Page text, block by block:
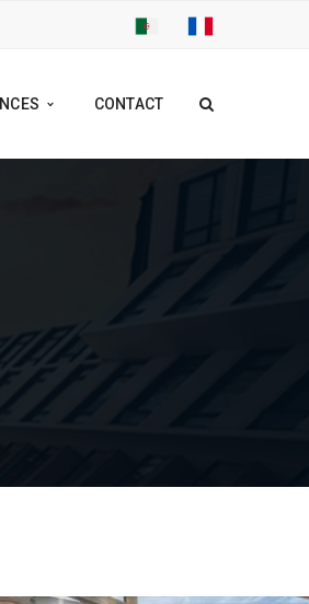
CONTACT